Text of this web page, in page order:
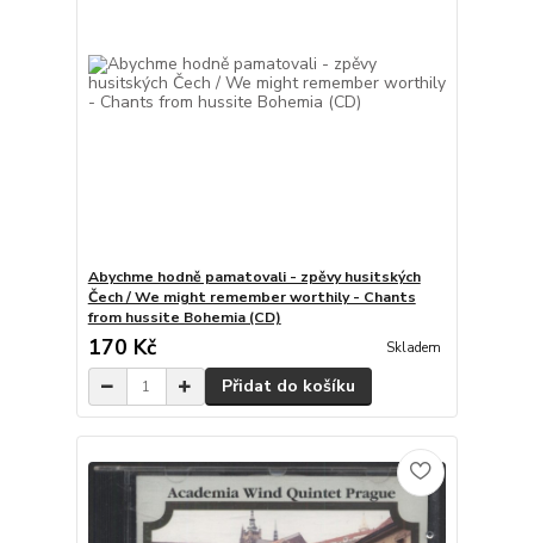
Abychme hodně pamatovali - zpěvy husitských
Čech / We might remember worthily - Chants
from hussite Bohemia (CD)
170 Kč Skladem
Přidat do košíku